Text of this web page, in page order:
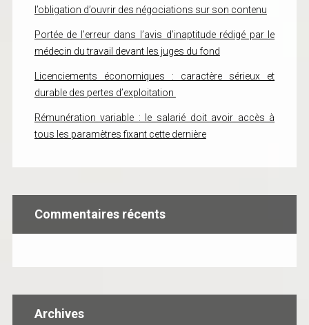
l’obligation d’ouvrir des négociations sur son contenu
Portée de l’erreur dans l’avis d’inaptitude rédigé par le
médecin du travail devant les juges du fond
Licenciements économiques : caractère sérieux et
durable des pertes d’exploitation
Rémunération variable : le salarié doit avoir accès à
tous les paramètres fixant cette dernière
Commentaires récents
Archives